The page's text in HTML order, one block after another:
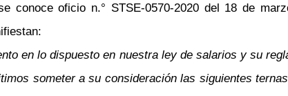
conoce oficio n.° STSE-0570-2020 del 18 de
en lo dispuesto en nuestra ley de salarios y su
someter a su consideración las siguientes